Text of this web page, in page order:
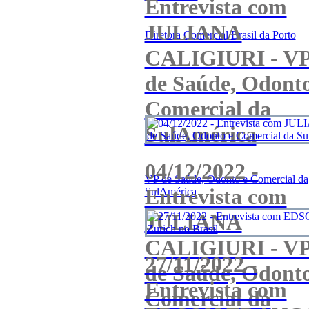
Diretora Comercial Brasil da Porto
Entrevista com
JULIANA
CALIGIURI -
de Saúde,
Comercial da
SulAmérica
VP de Saúde, Odonto e Comercial da
SulAmérica
04/12/2022 -
Entrevista com
JULIANA
CALIGIURI -
de Saúde,
Comercial da
27/11/2022 -
Entrevista com